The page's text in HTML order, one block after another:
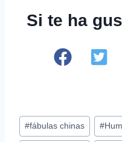
Si te ha
Etiquetas
de
#fábulas chinas #